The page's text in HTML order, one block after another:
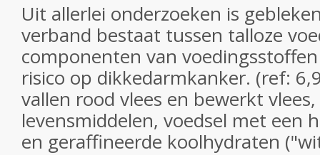
Uit allerlei onderzoeken is
verband bestaat tussen talloze
componenten van
risico op dikkedarmkanker. (ref:
vallen rood vlees en bewerkt
levensmiddelen, voedsel met een
en geraffineerde koolhydraten